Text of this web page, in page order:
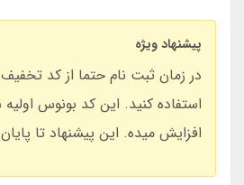
پیشنهاد ویژه
افزایش میده. این پیشنهاد تا